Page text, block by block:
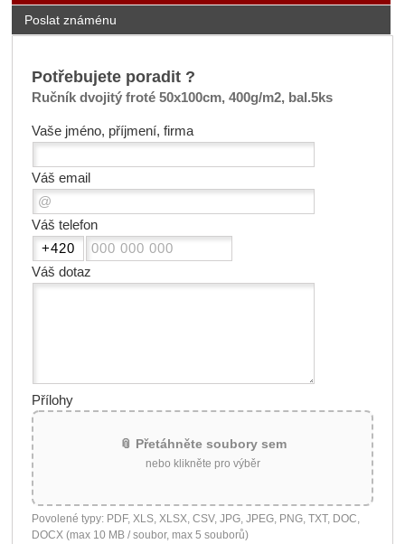
Poslat známénu
Potřebujete poradit ?
Ručník dvojitý froté 50x100cm, 400g/m2, bal.5ks
Vaše jméno, příjmení, firma
Váš email
Váš telefon
Váš dotaz
Přílohy
📎 Přetáhněte soubory sem
nebo klikněte pro výběr
Povolené typy: PDF, XLS, XLSX, CSV, JPG, JPEG, PNG, TXT, DOC,
DOCX (max 10 MB / soubor, max 5 souborů)